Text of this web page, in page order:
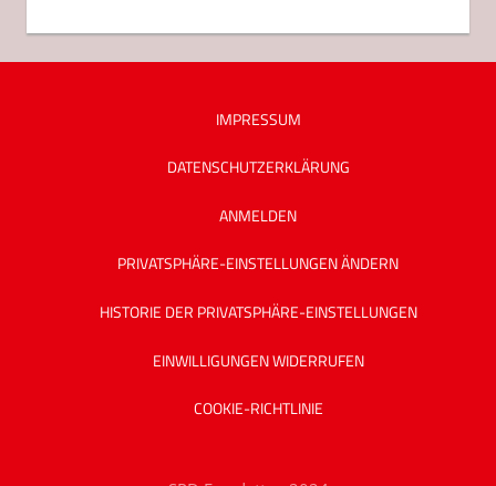
IMPRESSUM
DATENSCHUTZ­ERKLÄRUNG
ANMELDEN
PRIVATSPHÄRE-EINSTELLUNGEN ÄNDERN
HISTORIE DER PRIVATSPHÄRE-EINSTELLUNGEN
EINWILLIGUNGEN WIDERRUFEN
COOKIE-RICHTLINIE